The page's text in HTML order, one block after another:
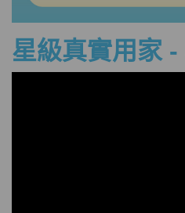
星級真實用家 -